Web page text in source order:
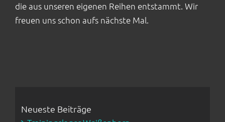
die aus unseren eigenen Reihen entstammt. Wir
freuen uns schon aufs nächste Mal.
Neueste Beiträge